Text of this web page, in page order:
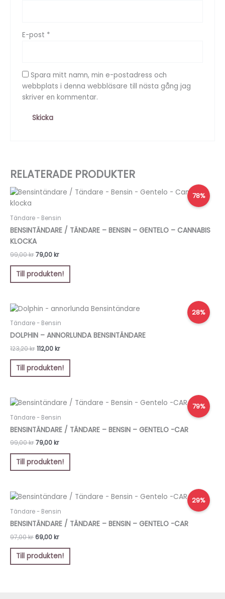
E-post *
Spara mitt namn, min e-postadress och
webbplats i denna webbläsare till nästa gång jag
skriver en kommentar.
RELATERADE PRODUKTER
78%
Tändare - Bensin
BENSINTÄNDARE / TÄNDARE – BENSIN – GENTELO – CANNABIS
KLOCKA
99,00kr
Det
ursprungliga
var:
99,00 kr.
79,00kr
Det
nuvarande
79,00 kr.
Till produkten!
28%
Tändare - Bensin
DOLPHIN – ANNORLUNDA BENSINTÄNDARE
123,20kr
Det
priset
var:
123,20 kr.
112,00kr
Det
priset
är:
112,00 kr.
Till produkten!
79%
Tändare - Bensin
BENSINTÄNDARE / TÄNDARE – BENSIN – GENTELO -CAR
99,00kr
Det
ursprungliga
priset
var:
99,00 kr.
79,00kr
Det
nuvarande
priset
är:
79,00 kr.
Till produkten!
29%
Tändare - Bensin
BENSINTÄNDARE / TÄNDARE – BENSIN – GENTELO -CAR
97,00kr
Det
ursprungliga
priset
var:
97,00 kr.
69,00kr
Det
nuvarande
priset
är:
69,00 kr.
Till produkten!